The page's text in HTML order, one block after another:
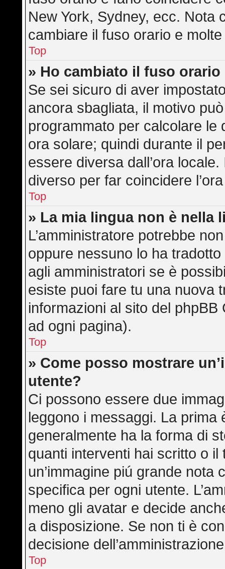
New York, Sydney, ecc. Nota
cambiare il fuso orario e
Top
» Ho cambiato il fuso orario
Se sei sicuro di aver
ancora sbagliata, il motivo
programmato per calcolare le
ora solare; quindi durante il
essere diversa dall’ora
diverso per far coincidere
Top
» La mia lingua non è nella
L’amministratore potrebbe
oppure nessuno lo ha
agli amministratori se è
esiste puoi fare tu una nuova
informazioni al sito del
ad ogni pagina).
Top
» Come posso mostrare
utente?
Ci possono essere due
leggono i messaggi. La prima
generalmente ha la forma di
quanti interventi hai scritto o
un’immagine piú grande
specifica per ogni utente.
meno gli avatar e decide
a disposizione. Se non ti è
decisione
Top